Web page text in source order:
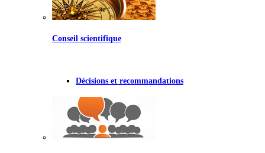
Conseil scientifique
Décisions et recommandations